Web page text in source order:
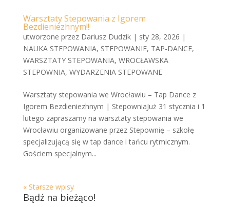
Warsztaty Stepowania z Igorem
Bezdieniezhnym!!
utworzone przez Dariusz Dudzik| sty 28, 2026 |
NAUKA STEPOWANIA, STEPOWANIE, TAP-DANCE,
WARSZTATY STEPOWANIA, WROCŁAWSKA
STEPOWNIA, WYDARZENIA STEPOWANE
Warsztaty stepowania we Wrocławiu – Tap Dance z
Igorem Bezdieniezhnym | StepowniaJuż 31 stycznia i 1
lutego zapraszamy na warsztaty stepowania we
Wrocławiu organizowane przez Stepownię – szkołę
specjalizującą się w tap dance i tańcu rytmicznym.
Gościem specjalnym...
« Starsze wpisy
Bądź na bieżąco!